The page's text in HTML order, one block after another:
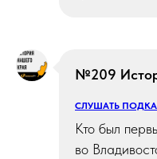
№209
СЛУШАТЬ
Кто был
во